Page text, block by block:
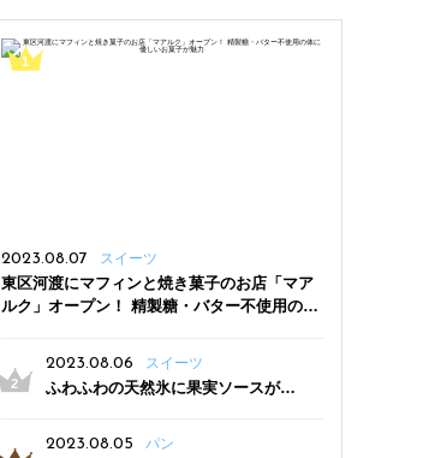
2023.08.07 スイーツ
東区河渡にマフィンと焼き菓子のお店「マア
ルク」オープン！ 精製糖・バター不使用の体
2023.08.06
スイーツ
ふわふわの天然氷に果実ソースがた
三条駅近くにオープン
2023.08.05 パン